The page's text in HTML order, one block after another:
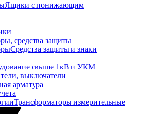
Ящики с понижающим
средства защиты
Средства защиты и знаки
свыше 1кВ и УКМ
выключатели
арматура
Трансформаторы измерительные